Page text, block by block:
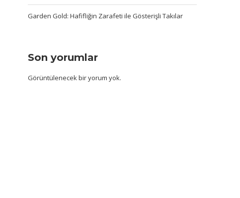
Garden Gold: Hafifliğin Zarafeti ile Gösterişli Takılar
Son yorumlar
Görüntülenecek bir yorum yok.